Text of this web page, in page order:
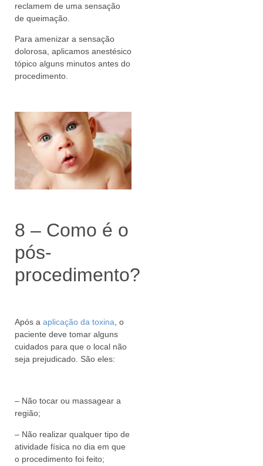
reclamem de uma sensação
de queimação.
Para amenizar a sensação
dolorosa, aplicamos anestésico
tópico alguns minutos antes do
procedimento.
8 – Como é o
pós-
procedimento?
Após a aplicação da toxina, o
paciente deve tomar alguns
cuidados para que o local não
seja prejudicado. São eles:
– Não tocar ou massagear a
região;
– Não realizar qualquer tipo de
atividade física no dia em que
o procedimento foi feito;